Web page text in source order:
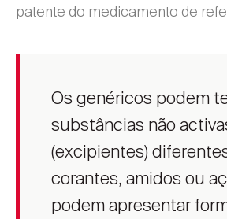
patente do medicamento de
Os genéricos podem
substâncias não
(excipientes)
corantes, amidos ou
podem apresentar